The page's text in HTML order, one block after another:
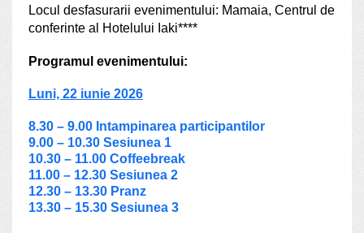
Locul desfasurarii evenimentului: Mamaia, Centrul de
conferinte al Hotelului Iaki****
Programul evenimentului:
Luni, 22 iunie 2026
8.30 – 9.00 Intampinarea participantilor
9.00 – 10.30 Sesiunea 1
10.30 – 11.00 Coffeebreak
11.00 – 12.30 Sesiunea 2
12.30 – 13.30 Pranz
13.30 – 15.30 Sesiunea 3